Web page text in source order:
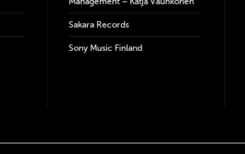
Sakara Records
Sony Music Finland